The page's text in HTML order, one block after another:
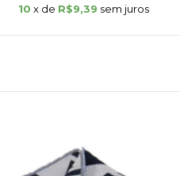
10 x de R$9,39 sem juros